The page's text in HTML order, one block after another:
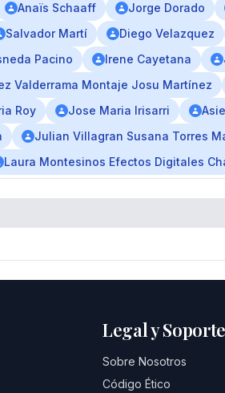
Anaïs Schaaff Jorge Dorado
Salvador Martí Diego Velazquez
Pacino
Irene Cayetana
Valderrama Montaje Josu Martínez
Roy Jose Maria Irisarri
Julian Villagran Susana Torres
Laura Montesinos Efectos Digitales
Legal y Soporte
Sobre Nosotros
Código Ético